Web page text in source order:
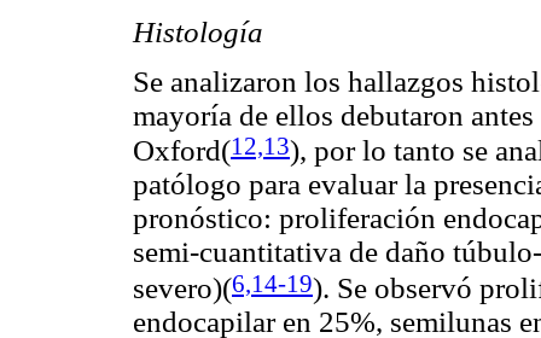
Histología
Se analizaron los hallazgos
mayoría de ellos debutaron
Oxford(12,13), por lo tanto se
patólogo para evaluar la
pronóstico: proliferación
semi-cuantitativa de daño
severo)(6,14-19). Se observó
endocapilar en 25%, semilunas